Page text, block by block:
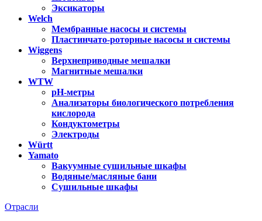
Эксикаторы
Welch
Мембранные насосы и системы
Пластинчато-роторные насосы и системы
Wiggens
Верхнеприводные мешалки
Магнитные мешалки
WTW
pH-метры
Анализаторы биологического потребления
кислорода
Кондуктометры
Электроды
Württ
Yamato
Вакуумные сушильные шкафы
Водяные/масляные бани
Сушильные шкафы
Отрасли